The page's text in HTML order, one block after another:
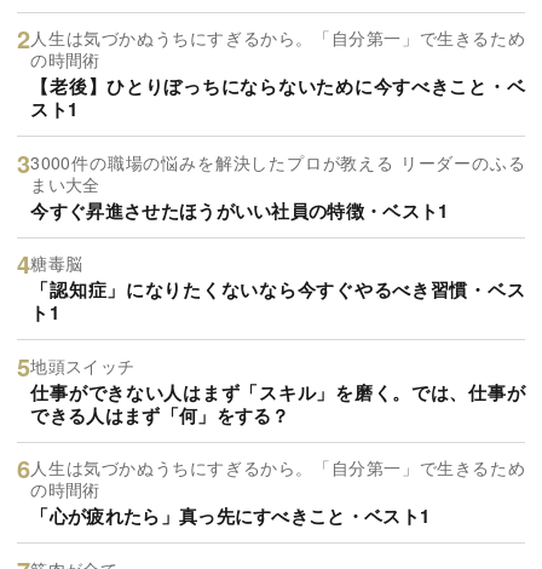
人生は気づかぬうちにすぎるから。「自分第一」で生きるため
の時間術
【老後】ひとりぼっちにならないために今すべきこと・ベ
スト1
3000件の職場の悩みを解決したプロが教える リーダーのふる
まい大全
今すぐ昇進させたほうがいい社員の特徴・ベスト1
糖毒脳
「認知症」になりたくないなら今すぐやるべき習慣・ベス
ト1
地頭スイッチ
仕事ができない人はまず「スキル」を磨く。では、仕事が
できる人はまず「何」をする？
人生は気づかぬうちにすぎるから。「自分第一」で生きるため
の時間術
「心が疲れたら」真っ先にすべきこと・ベスト1